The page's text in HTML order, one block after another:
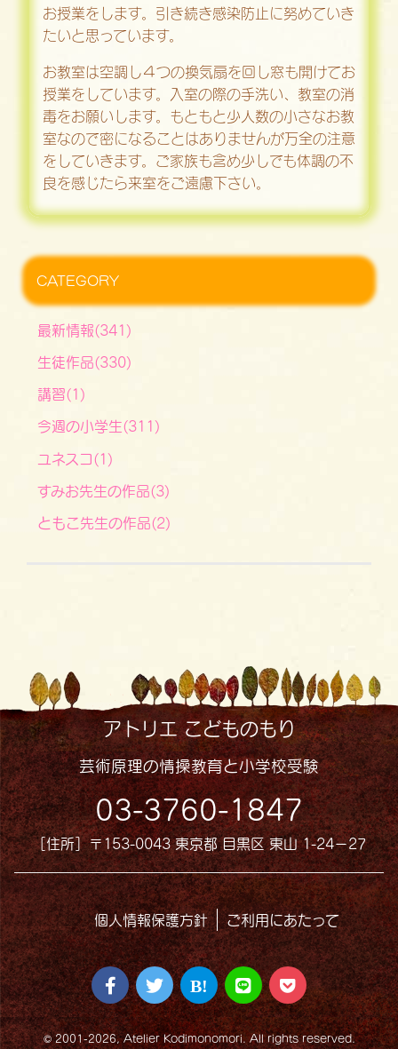
お授業をします。引き続き感染防止に努めていき
たいと思っています。
お教室は空調し４つの換気扇を回し窓も開けてお
授業をしています。入室の際の手洗い、教室の消
毒をお願いします。もともと少人数の小さなお教
室なので密になることはありませんが万全の注意
をしていきます。ご家族も含め少しでも体調の不
良を感じたら来室をご遠慮下さい。
CATEGORY
最新情報(341)
生徒作品(330)
講習(1)
今週の小学生(311)
ユネスコ(1)
すみお先生の作品(3)
ともこ先生の作品(2)
アトリエ こどものもり
芸術原理の情操教育と小学校受験
03-3760-1847
［住所］〒153-0043 東京都 目黒区 東山 1-24−27
個人情報保護方針 ご利用にあたって
© 2001-2026, Atelier Kodimonomori. All rights reserved.